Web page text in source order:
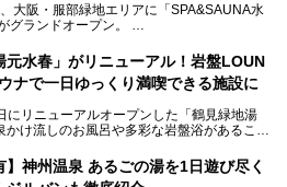
大阪・服部緑地エリアに「SPA&SAUNA水
グランドオープン。
約5年の時を経て誕生した本施設は、温泉・
・フィットネス・ラウンジ・レストランなど
までの“水春”のイメージをさらに進化させ
前の内覧会に参加し、館内のこだわりポイン
3種のサウナや160cmの深水風呂、没入感の
ア、日本最大の台数を誇る最新AIフィットネ
元水春」がリニューアル！岩盤LOUN
ナで一日ゆっくり満喫できる施設に
にリニューアルオープンした「鶴見緑地湯
かけ流しのお風呂や多彩な岩盤浴があること
ろげる場所”としてパワーアップしています。
】神州温泉 あるごの湯を1日遊び尽く